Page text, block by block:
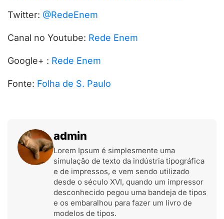
Twitter: @RedeEnem
Canal no Youtube: Rede Enem
Google+ : Rede Enem
Fonte: Folha de S. Paulo
admin
Lorem Ipsum é simplesmente uma
simulação de texto da indústria tipográfica
e de impressos, e vem sendo utilizado
desde o século XVI, quando um impressor
desconhecido pegou uma bandeja de tipos
e os embaralhou para fazer um livro de
modelos de tipos.